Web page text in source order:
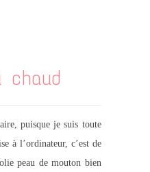
chaud
puisque je suis toute
à l’ordinateur, c’est de
peau de mouton bien